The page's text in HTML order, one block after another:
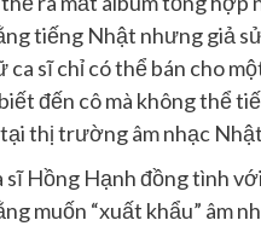
tiếng Nhật nhưng giả
ca sĩ chỉ có thể bán cho
đến cô mà không thể
thị trường âm nhạc
sĩ Hồng Hạnh đồng tình
muốn “xuất khẩu” âm